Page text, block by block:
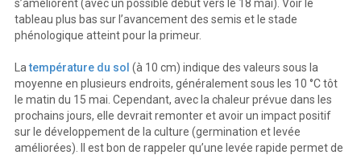
s’améliorent (avec un possible début vers le 18 mai). Voir le
tableau plus bas sur l’avancement des semis et le stade
phénologique atteint pour la primeur.
Latempérature du sol (à 10 cm) indique des valeurs sous la
moyenne en plusieurs endroits, généralement sous les 10 °C tôt
le matin du 15 mai. Cependant, avec la chaleur prévue dans les
prochains jours, elle devrait remonter et avoir un impact positif
sur le développement de la culture (germination et levée
améliorées). Il est bon de rappeler qu’une levée rapide permet de